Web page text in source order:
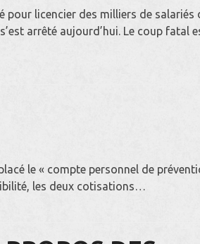
pour licencier des milliers de salariés
arrêté aujourd’hui. Le coup fatal
le « compte personnel de
les deux cotisations…